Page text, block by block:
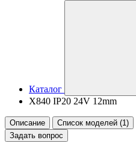
Каталог
X840 IP20 24V 12mm
Описание
Список моделей (1)
Задать вопрос